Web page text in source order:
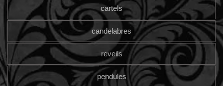
cartels
candelabres
reveils
pendules